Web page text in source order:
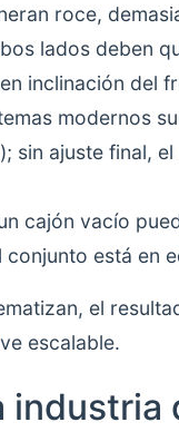
roce,
lados deben
inclinación del
modernos
sin ajuste final, el
cajón vacío
conjunto está en
el
escalable.
industria